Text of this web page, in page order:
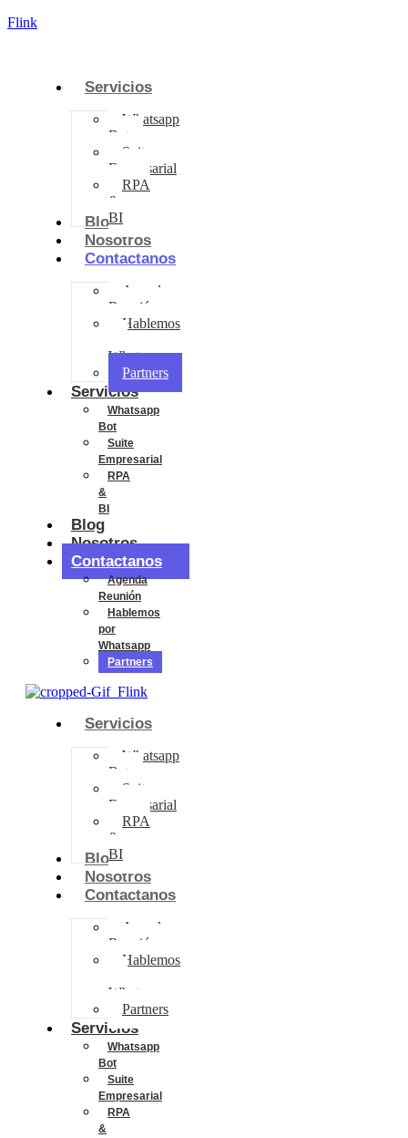
Flink
Servicios
Whatsapp
Bot
Suite
Empresarial
RPA
&
BI
Blog
Nosotros
Contactanos
Agenda
Reunión
Hablemos
Whatsapp
Partners
Servicios
Whatsapp
Bot
Suite
Empresarial
RPA
&
BI
Blog
Nosotros
Contactanos
Agenda
Reunión
Hablemos
por
Whatsapp
Partners
Servicios
Whatsapp
Bot
Suite
Empresarial
RPA
&
BI
Blog
Nosotros
Contactanos
Agenda
Reunión
Hablemos
Whatsapp
Partners
Servicios
Whatsapp
Bot
Suite
Empresarial
RPA
&